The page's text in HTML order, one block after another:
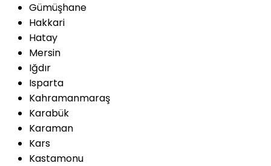
Gümüşhane
Hakkari
Hatay
Mersin
Iğdır
Isparta
Kahramanmaraş
Karabük
Karaman
Kars
Kastamonu